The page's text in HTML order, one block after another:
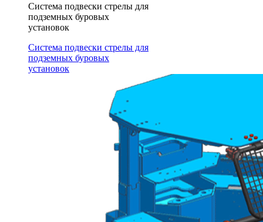
Система подвески стрелы для
подземных буровых
установок
Система подвески стрелы для
подземных буровых
установок